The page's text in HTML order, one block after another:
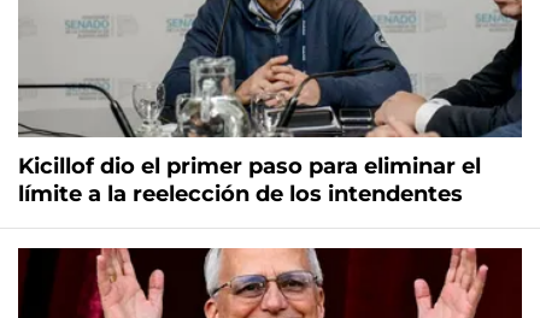
Kicillof dio el primer paso para eliminar el
límite a la reelección de los intendentes